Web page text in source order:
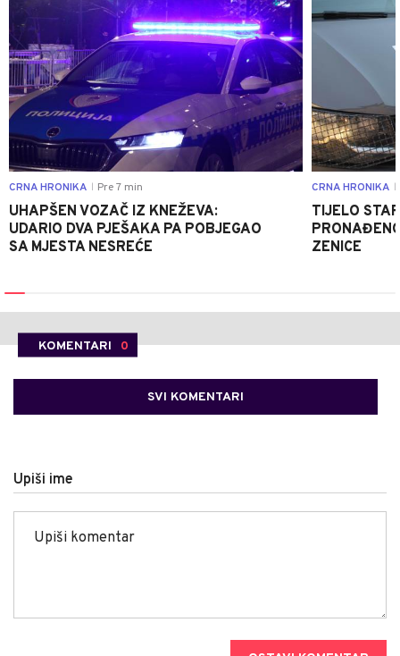
CRNA HRONIKA Pre 7 min
UHAPŠEN VOZAČ IZ KNEŽEVA:
UDARIO DVA PJEŠAKA PA POBJEGAO
SA MJESTA NESREĆE
CRNA HRONIKA
TIJELO
ZENICE
KOMENTARI 0
SVI KOMENTARI
Upiši ime